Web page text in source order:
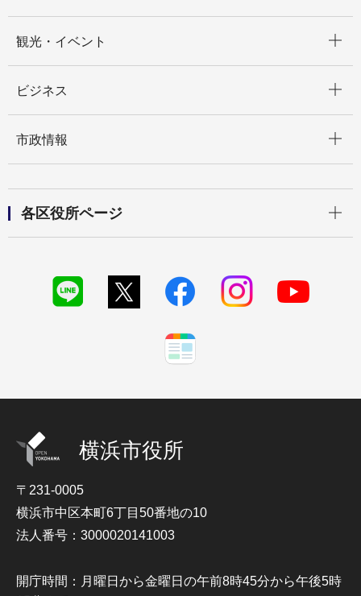
観光・イベント
ビジネス
市政情報
各区役所ページ
横浜市役所
〒231-0005
横浜市中区本町6丁目50番地の10
法人番号：3000020141003
開庁時間：月曜日から金曜日の午前8時45分から午後5時